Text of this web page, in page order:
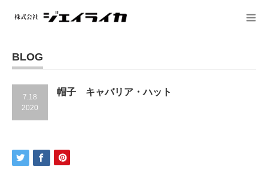
BLOG
7.18
2020
帽子 キャバリア・ハット